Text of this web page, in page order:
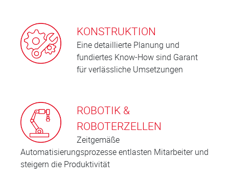
KONSTRUKTION
Eine detaillierte Planung und
fundiertes Know-How sind Garant
für verlässliche Umsetzungen
ROBOTIK &
ROBOTERZELLEN
Zeitgemäße
Automatisierungsprozesse entlasten Mitarbeiter und
steigern die Produktivität